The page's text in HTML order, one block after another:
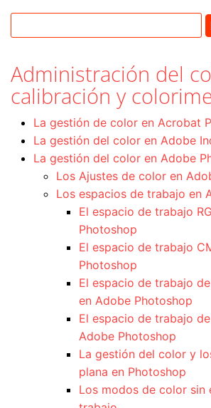
Administración del
calibración y
La gestión de color en Acrobat
La gestión del color en Adobe
La gestión del color en Adobe
Los Ajustes de color en
Los espacios de trabajo en
El espacio de trabajo
Photoshop
El espacio de trabajo
Photoshop
El espacio de trabajo
en Adobe Photoshop
El espacio de trabajo
Adobe Photoshop
La gestión del color y
plana en Photoshop
Los modos de color sin